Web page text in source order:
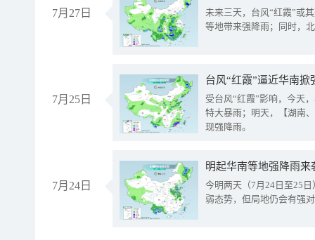
7月27日
未来三天，台风“红霞”或
等地带来强降雨；同时，
7月25日
台风“红霞”逼近华南
受台风“红霞”影响，今天
特大暴雨；明天，【湖南
现强降雨。
7月24日
明起华南等地强降雨
今明两天（7月24日至25
弱态势，但局地仍会有强